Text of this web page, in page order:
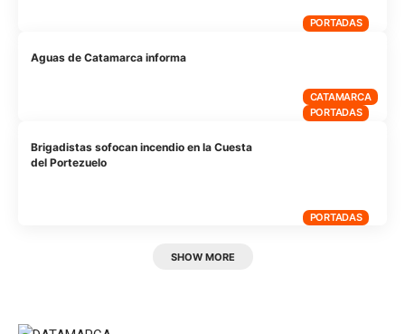
PORTADAS
CATAMARCA
PORTADAS
Aguas de Catamarca informa
PORTADAS
Brigadistas sofocan incendio en la Cuesta
del Portezuelo
SHOW MORE